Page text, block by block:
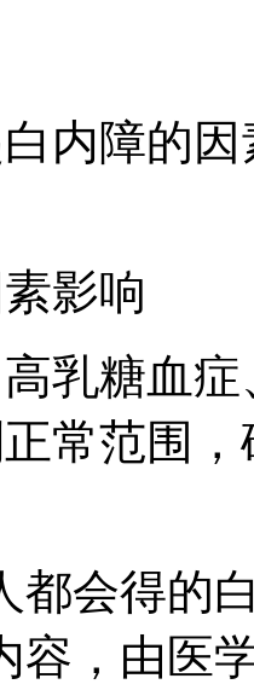
内障的
影响
乳糖血
常范围
都会得的
容，由医